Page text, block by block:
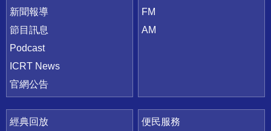
新聞報導
節目訊息
Podcast
ICRT News
官網公告
FM
AM
經典回放
便民服務